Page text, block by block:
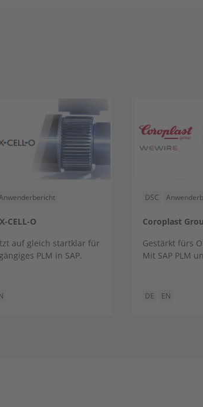
CELL-O
auf gleich startklar für
PLM in SAP.
DSC
Coroplast
Gestärkt fürs
Mit SAP PLM
DE EN